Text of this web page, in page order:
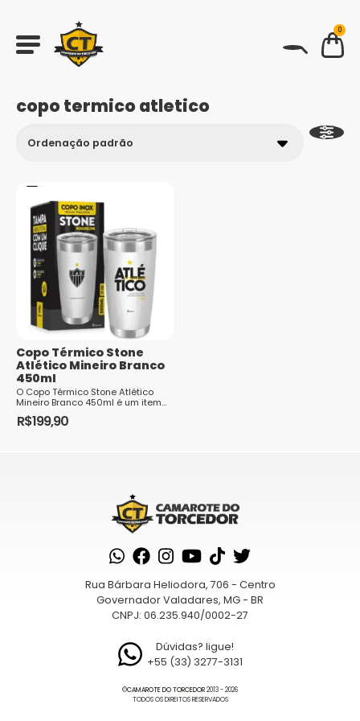
0
copo termico atletico
Copo Térmico Stone
Atlético Mineiro Branco
450ml
O Copo Térmico Stone Atlético
Mineiro Branco 450ml é um item
essencia...
R$199,90
Rua Bárbara Heliodora, 706 - Centro
Governador Valadares, MG - BR
CNPJ: 06.235.940/0002-27
Dúvidas? ligue!
+55 (33) 3277-3131
©CAMAROTE DO TORCEDOR2013 - 2026
TODOS OS DIREITOS RESERVADOS